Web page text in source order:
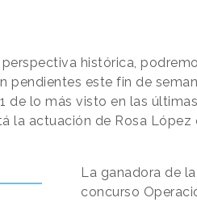
histórica,
pendientes este fin de
de lo más visto en las
la actuación de Rosa López
La ganadora de
concurso